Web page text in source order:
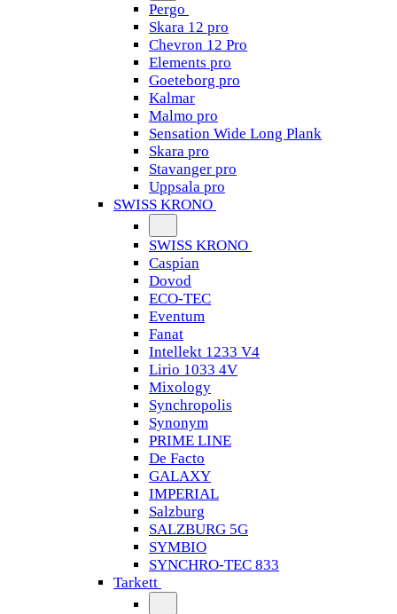
Pergo
Skara 12 pro
Chevron 12 Pro
Elements pro
Goeteborg pro
Kalmar
Malmo pro
Sensation Wide Long Plank
Skara pro
Stavanger pro
Uppsala pro
SWISS KRONO
SWISS KRONO
Caspian
Dovod
ECO-TEC
Eventum
Fanat
Intellekt 1233 V4
Lirio 1033 4V
Mixology
Synchropolis
Synonym
PRIME LINE
De Facto
GALAXY
IMPERIAL
Salzburg
SALZBURG 5G
SYMBIO
SYNCHRO-TEC 833
Tarkett